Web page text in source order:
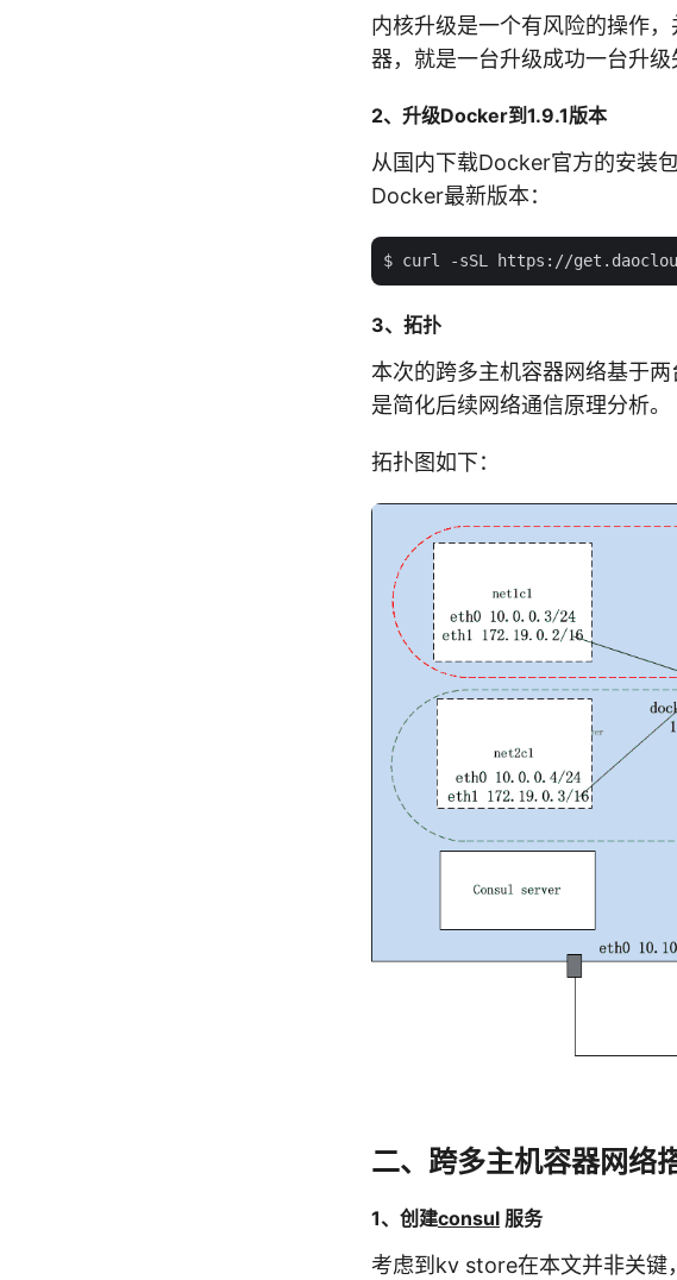
内核升级是一个有风险的操作
器，就是一台升级成功一台升级
2、升级Docker到1.9.1版本
从国内下载Docker官方的安装
Docker最新版本：
3、拓扑
本次的跨多主机容器网络基于
是简化后续网络通信原理分析。
拓扑图如下：
二、跨多主机容器网络
1、创建consul 服务
考虑到kv store在本文并非关键